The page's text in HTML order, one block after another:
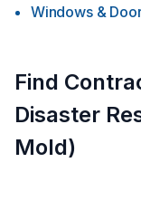
Windows &
Find
Disaster
Mold)